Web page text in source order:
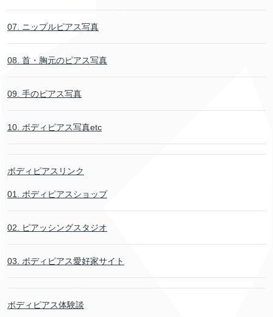
07. ニップルピアス写真
08. 首・胸元のピアス写真
09. 手のピアス写真
10. ボディピアス写真etc
ボディピアスリンク
01. ボディピアスショップ
02. ピアッシングスタジオ
03. ボディピアス愛好家サイト
ボディピアス体験談